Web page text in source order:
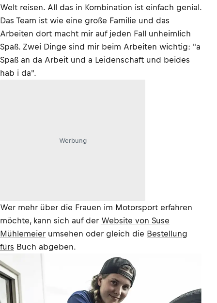
Welt reisen. All das in Kombination ist einfach genial.
Das Team ist wie eine große Familie und das
Arbeiten dort macht mir auf jeden Fall unheimlich
Spaß. Zwei Dinge sind mir beim Arbeiten wichtig: "a
Spaß an da Arbeit und a Leidenschaft und beides
hab i da".
Werbung
Wer mehr über die Frauen im Motorsport erfahren
möchte, kann sich auf der Website von Suse
Mühlemeier umsehen oder gleich die Bestellung
fürs Buch abgeben.